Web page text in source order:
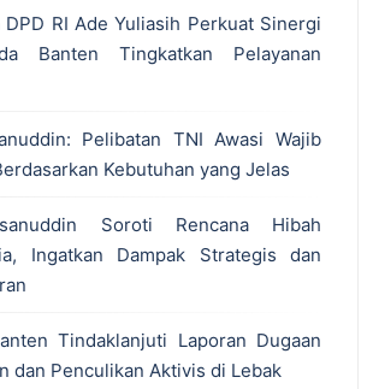
DPD RI Ade Yuliasih Perkuat Sinergi
Banten Tingkatkan Pelayanan
Pelibatan TNI Awasi Wajib
Kebutuhan yang Jelas
Soroti Rencana Hibah
Ingatkan Dampak Strategis dan
Tindaklanjuti Laporan Dugaan
dan Penculikan Aktivis di Lebak